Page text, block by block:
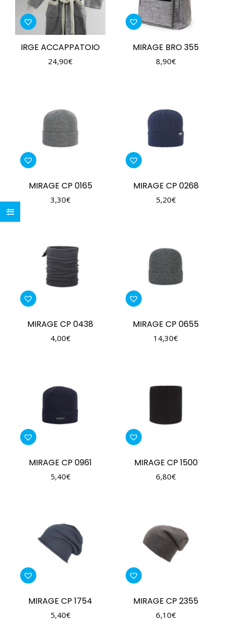
IRGE ACCAPPATOIO
24,90€
MIRAGE BRO 355
8,90€
MIRAGE CP 0165
3,30€
MIRAGE CP 0268
5,20€
MIRAGE CP 0438
4,00€
MIRAGE CP 0655
14,30€
MIRAGE CP 0961
5,40€
MIRAGE CP 1500
6,80€
MIRAGE CP 1754
5,40€
MIRAGE CP 2355
6,10€